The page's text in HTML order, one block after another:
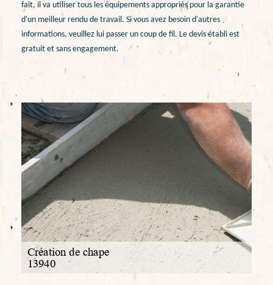
fait, il va utiliser tous les équipements appropriés pour la garantie
d'un meilleur rendu de travail. Si vous avez besoin d'autres
informations, veuillez lui passer un coup de fil. Le devis établi est
gratuit et sans engagement.